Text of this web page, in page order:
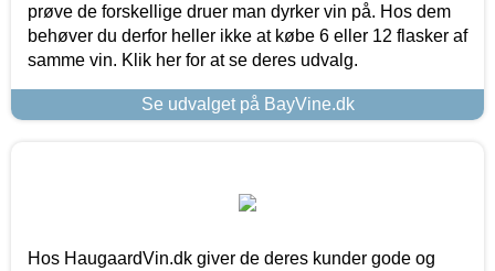
prøve de forskellige druer man dyrker vin på. Hos dem
behøver du derfor heller ikke at købe 6 eller 12 flasker af
samme vin. Klik her for at se deres udvalg.
Se udvalget på BayVine.dk
Hos HaugaardVin.dk giver de deres kunder gode og